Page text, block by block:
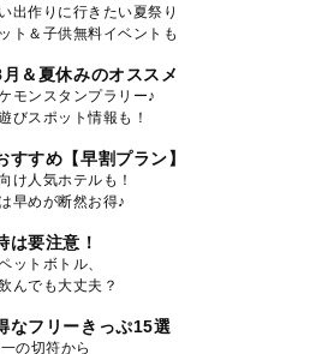
出作りに行きたい夏祭り
ト＆子供無料イベントも
月＆夏休みのオススメ
モンスタンプラリー♪
びスポット情報も！
すすめ【早割プラン】
け人気ホテルも！
早めが断然お得♪
は要注意！
ットボトル、
んでも大丈夫？
なフリーきっぷ15選
の切符から